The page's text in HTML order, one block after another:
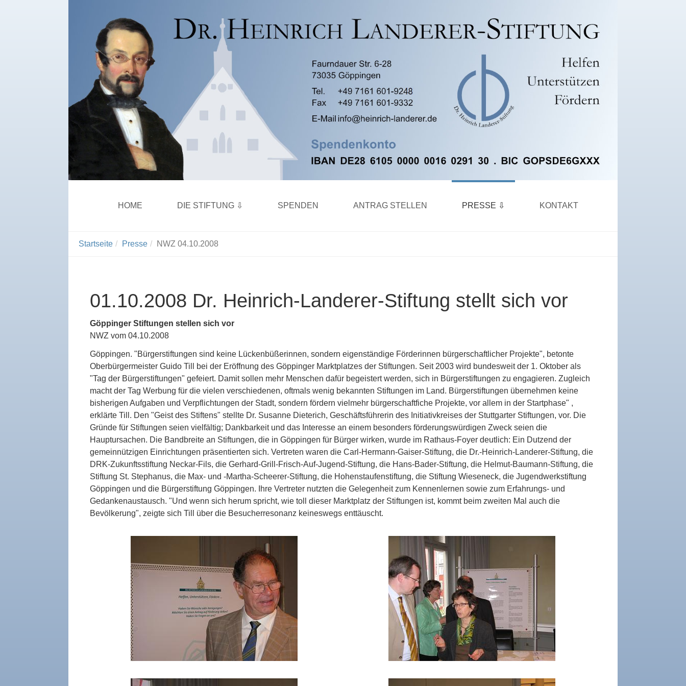
HOME DIE STIFTUNG SPENDEN ANTRAG STELLEN PRESSE KONTAKT
are
Startseite Presse NWZ 04.10.2008
01.10.2008 Dr. Heinrich-Landerer-Stiftung stellt sich vor
Göppinger Stiftungen stellen sich vor
NWZ vom 04.10.2008
Göppingen. "Bürgerstiftungen sind keine Lückenbüßerinnen, sondern eigenständige Förderinnen bürgerschaftlicher Projekte", betonte
Oberbürgermeister Guido Till bei der Eröffnung des Göppinger Marktplatzes der Stiftungen. Seit 2003 wird bundesweit der 1. Oktober als
"Tag der Bürgerstiftungen" gefeiert. Damit sollen mehr Menschen dafür begeistert werden, sich in Bürgerstiftungen zu engagieren. Zugleich
macht der Tag Werbung für die vielen verschiedenen, oftmals wenig bekannten Stiftungen im Land. Bürgerstiftungen übernehmen keine
bisherigen Aufgaben und Verpflichtungen der Stadt, sondern fördern vielmehr bürgerschaftfiche Projekte, vor allem in der Startphase" ,
erklärte Till. Den "Geist des Stiftens" stellte Dr. Susanne Dieterich, Geschäftsführerin des Initiativkreises der Stuttgarter Stiftungen, vor. Die
Gründe für Stiftungen seien vielfältig; Dankbarkeit und das Interesse an einem besonders förderungswürdigen Zweck seien die
Hauptursachen. Die Bandbreite an Stiftungen, die in Göppingen für Bürger wirken, wurde im Rathaus-Foyer deutlich: Ein Dutzend der
gemeinnützigen Einrichtungen präsentierten sich. Vertreten waren die Carl-Hermann-Gaiser-Stiftung, die Dr.-Heinrich-Landerer-Stiftung, die
DRK-Zukunftsstiftung Neckar-Fils, die Gerhard-Grill-Frisch-Auf-Jugend-Stiftung, die Hans-Bader-Stiftung, die Helmut-Baumann-Stiftung, die
Stiftung St. Stephanus, die Max- und -Martha-Scheerer-Stiftung, die Hohenstaufenstiftung, die Stiftung Wieseneck, die Jugendwerkstiftung
Göppingen und die Bürgerstiftung Göppingen. Ihre Vertreter nutzten die Gelegenheit zum Kennenlernen sowie zum Erfahrungs- und
Gedankenaustausch. "Und wenn sich herum spricht, wie toll dieser Marktplatz der Stiftungen ist, kommt beim zweiten Mal auch die
Bevölkerung", zeigte sich Till über die Besucherresonanz keineswegs enttäuscht.